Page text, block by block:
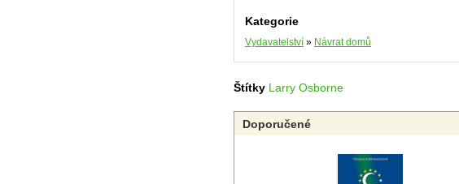
Kategorie
Vydavatelství » Návrat domů
Štítky Larry Osborne
Doporučené